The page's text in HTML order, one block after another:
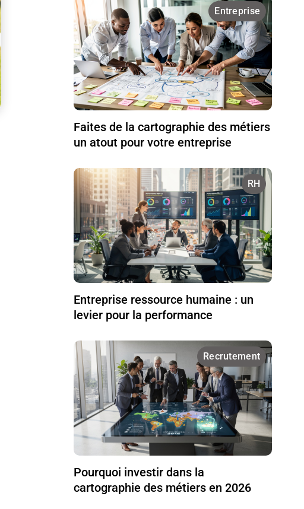
Entreprise
Faites de la cartographie des métiers
un atout pour votre entreprise
RH
Entreprise ressource humaine : un
levier pour la performance
Recrutement
Pourquoi investir dans la
cartographie des métiers en 2026